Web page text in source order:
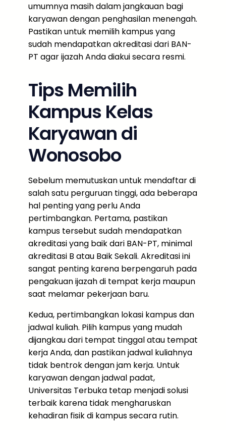
umumnya masih dalam jangkauan bagi
karyawan dengan penghasilan menengah.
Pastikan untuk memilih kampus yang
sudah mendapatkan akreditasi dari BAN-
PT agar ijazah Anda diakui secara resmi.
Tips Memilih
Kampus Kelas
Karyawan di
Wonosobo
Sebelum memutuskan untuk mendaftar di
salah satu perguruan tinggi, ada beberapa
hal penting yang perlu Anda
pertimbangkan. Pertama, pastikan
kampus tersebut sudah mendapatkan
akreditasi yang baik dari BAN-PT, minimal
akreditasi B atau Baik Sekali. Akreditasi ini
sangat penting karena berpengaruh pada
pengakuan ijazah di tempat kerja maupun
saat melamar pekerjaan baru.
Kedua, pertimbangkan lokasi kampus dan
jadwal kuliah. Pilih kampus yang mudah
dijangkau dari tempat tinggal atau tempat
kerja Anda, dan pastikan jadwal kuliahnya
tidak bentrok dengan jam kerja. Untuk
karyawan dengan jadwal padat,
Universitas Terbuka tetap menjadi solusi
terbaik karena tidak mengharuskan
kehadiran fisik di kampus secara rutin.